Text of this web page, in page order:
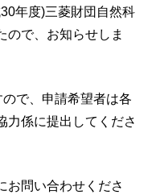
年度)三菱財団自然科
ので、お知らせしま
で、申請希望者は各
力係に提出してくださ
お問い合わせくださ